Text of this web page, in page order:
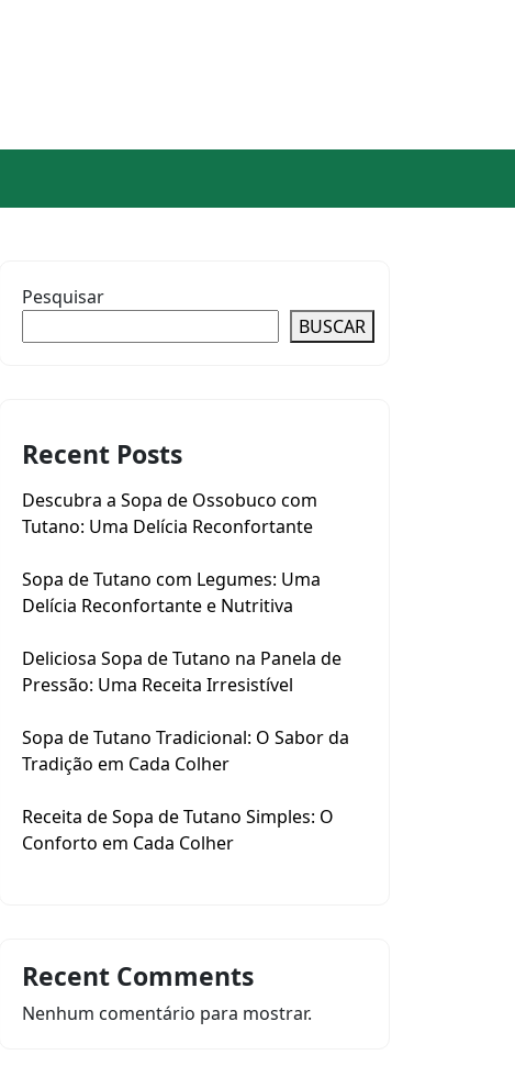
Pesquisar
BUSCAR
Recent Posts
Descubra a Sopa de Ossobuco com
Tutano: Uma Delícia Reconfortante
Sopa de Tutano com Legumes: Uma
Delícia Reconfortante e Nutritiva
Deliciosa Sopa de Tutano na Panela de
Pressão: Uma Receita Irresistível
Sopa de Tutano Tradicional: O Sabor da
Tradição em Cada Colher
Receita de Sopa de Tutano Simples: O
Conforto em Cada Colher
Recent Comments
Nenhum comentário para mostrar.